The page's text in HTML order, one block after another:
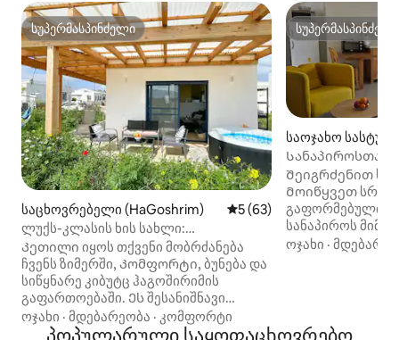
სუპერმასპინძელი
სუპერმასპინძელი
საცხოვრებელი (HaGoshrim) საშუალო შეფასებაა
5 (63)
ლუქს-კლასის ხის სახლი:
ჰიდრომასაჟიანი აუზი, ბუნება და
კომფორტი
Კეთილი იყოს თქვენი მობრძანება
ჩვენს ზიმერში, Კომფორტი, ბუნება და
სიწყნარე კიბუტც ჰაგოშირიმის
გაფართოებაში. Ეს შესანიშნავი
ადგილია ულამაზესი ხედებითა და
თბილი და მყუდრო გარემოთი
ოჯახი · მდებარეობა · კომფორტი
საოჯახო
el)
Სანაპიროსთან
Შეიგრძენით
Მოიწყვეთ
გაფორმებული
სანაპიროს
Ბინა გთავაზობთ
ბუნებასთან
ოჯახი ·